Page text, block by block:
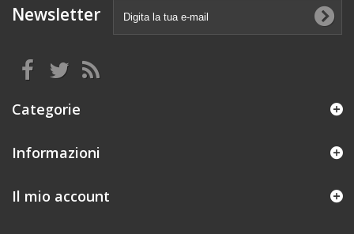
Newsletter
Categorie
Informazioni
Il mio account